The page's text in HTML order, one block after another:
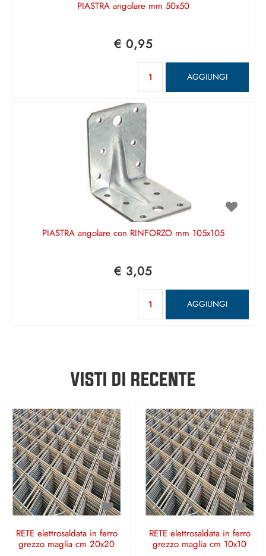
PIASTRA angolare mm 50x50
€ 0,95
AGGIUNGI
PIASTRA angolare con RINFORZO mm 105x105
€ 3,05
AGGIUNGI
VISTI DI RECENTE
RETE elettrosaldata in ferro
grezzo maglia cm 20x20
RETE elettrosaldata in ferro
grezzo maglia cm 10x10